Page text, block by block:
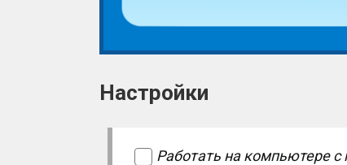
Настройки
Работать на компьютере с